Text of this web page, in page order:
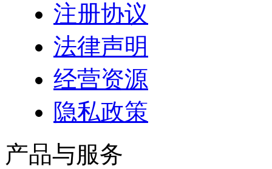
注册协议
法律声明
经营资源
隐私政策
产品与服务